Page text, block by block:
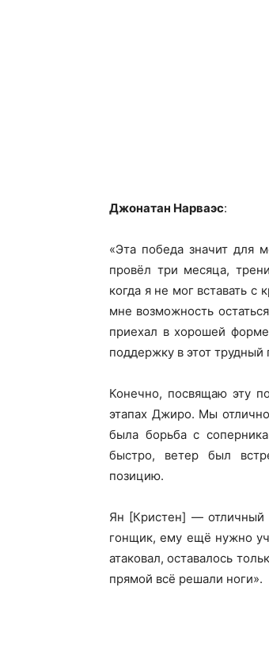
Джонатан Нарваэс:
«Эта победа значит для
провёл три месяца,
когда я не мог вставать
мне возможность
приехал в хорошей
поддержку в этот трудный
Конечно, посвящаю эту
этапах Джиро. Мы
была борьба с
быстро, ветер был
позицию.
Ян [Кристен] — отличный
гонщик, ему ещё нужно
атаковал, оставалось
прямой всё решали ноги».